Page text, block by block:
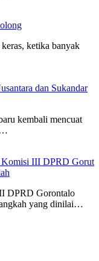
ketika banyak
dan Sukandar
kembali mencuat
Komisi III DPRD Gorut
DPRD Gorontalo
yang dinilai…